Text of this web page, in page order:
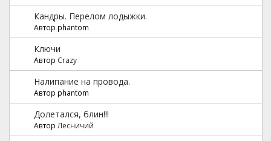
Кандры. Перелом лодыжки.
Автор phantom
Ключи
Автор Crazy
Налипание на провода.
Автор phantom
Долетался, блин!!!
Автор Лесничий